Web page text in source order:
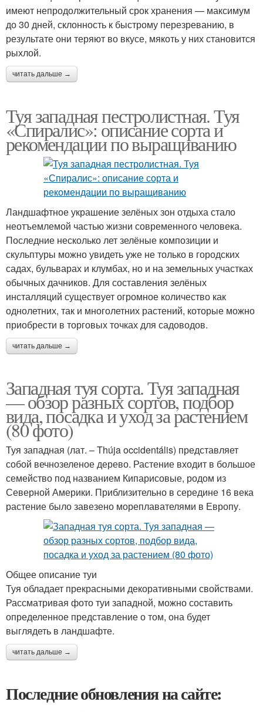
имеют непродолжительный срок хранения — максимум
до 30 дней, склонность к быстрому перезреванию, в
результате они теряют во вкусе, мякоть у них становится
рыхлой.
читать дальше →
Туя западная пестролистная. Туя
«Спиралис»: описание сорта и
рекомендации по выращиванию
Ландшафтное украшение зелёных зон отдыха стало
неотъемлемой частью жизни современного человека.
Последние несколько лет зелёные композиции и
скульптуры можно увидеть уже не только в городских
садах, бульварах и клумбах, но и на земельных участках
обычных дачников. Для составления зелёных
инсталляций существует огромное количество как
однолетних, так и многолетних растений, которые можно
приобрести в торговых точках для садоводов.
читать дальше →
Западная туя сорта. Туя западная
— обзор разных сортов, подбор
вида, посадка и уход за растением
(80 фото)
Туя западная (лат. – Thúja occidentális) представляет
собой вечнозеленое дерево. Растение входит в большое
семейство под названием Кипарисовые, родом из
Северной Америки. Приблизительно в середине 16 века
растение было завезено мореплавателями в Европу.
Общее описание туи
Туя обладает прекрасными декоративными свойствами.
Рассматривая фото туи западной, можно составить
определенное представление о том, она будет
выглядеть в ландшафте.
читать дальше →
Последние обновления на сайте: